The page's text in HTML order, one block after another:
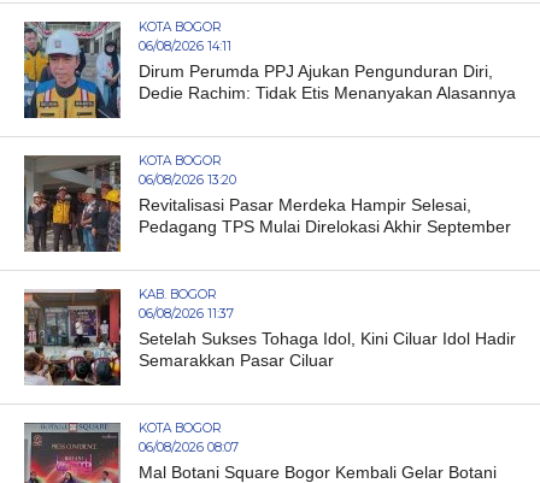
KOTA BOGOR
06/08/2026 14:11
Dirum Perumda PPJ Ajukan Pengunduran Diri,
Dedie Rachim: Tidak Etis Menanyakan Alasannya
KOTA BOGOR
06/08/2026 13:20
Revitalisasi Pasar Merdeka Hampir Selesai,
Pedagang TPS Mulai Direlokasi Akhir September
KAB. BOGOR
06/08/2026 11:37
Setelah Sukses Tohaga Idol, Kini Ciluar Idol Hadir
Semarakkan Pasar Ciluar
KOTA BOGOR
06/08/2026 08:07
Mal Botani Square Bogor Kembali Gelar Botani